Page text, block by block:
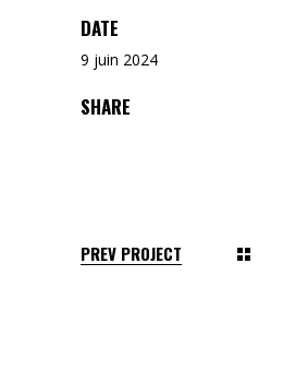
DATE
9 juin 2024
SHARE
PREV PROJECT